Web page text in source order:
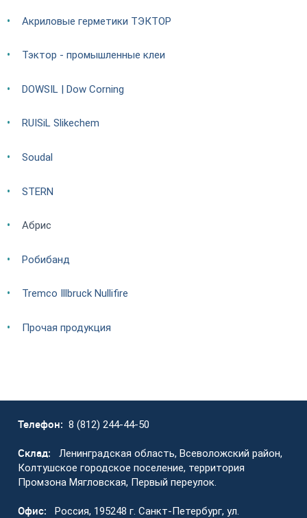
Акриловые герметики ТЭКТОР
Тэктор - промышленные клеи
DOWSIL | Dow Corning
RUISiL Slikechem
Soudal
STERN
Абрис
Робибанд
Tremco Illbruck Nullifire
Прочая продукция
Телефон: 8 (812) 244-44-50
Склад:
Ленинградская область, Всеволожский район,
Колтушское городское поселение, территория
Промзона Мягловская, Первый переулок.
Офис:
Россия, 195248 г. Санкт-Петербург, ул.